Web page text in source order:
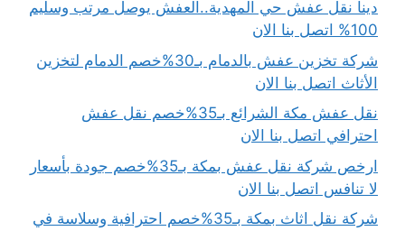
دينا نقل عفش حي المهدية..العفش يوصل مرتب وسليم
100% اتصل بنا الان
شركة تخزين عفش بالدمام بـ30%خصم الدمام لتخزين
الأثاث اتصل بنا الان
نقل عفش مكة الشرائع بـ35%خصم نقل عفش
احترافي اتصل بنا الان
ارخص شركة نقل عفش بمكة بـ35%خصم جودة بأسعار
لا تنافس اتصل بنا الان
شركة نقل اثاث بمكة بـ35%خصم احترافية وسلاسة في